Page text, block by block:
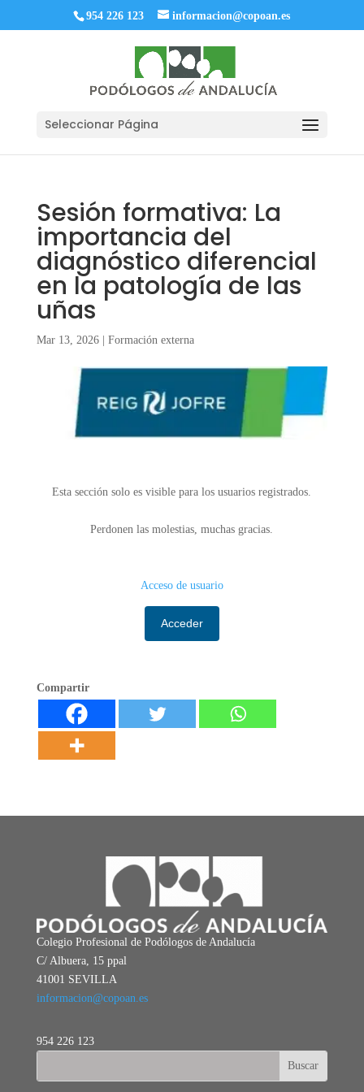
954 226 123 informacion@copoan.es
Seleccionar Página
Sesión formativa: La
importancia del
diagnóstico diferencial
en la patología de las
uñas
Mar 13, 2026| Formación externa
Esta sección solo es visible para los usuarios registrados.
Perdonen las molestias, muchas gracias.
Acceso de usuario
Acceder
Compartir
Colegio Profesional de Podólogos de Andalucía
C/ Albuera, 15 ppal
41001 SEVILLA
informacion@copoan.es
954 226 123